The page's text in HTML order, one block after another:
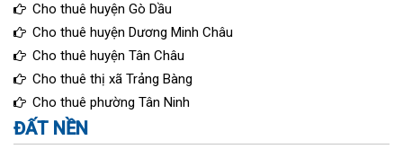
Cho thuê huyện Gò Dầu
Cho thuê huyện Dương Minh Châu
Cho thuê huyện Tân Châu
Cho thuê thị xã Trảng Bàng
Cho thuê phường Tân Ninh
ĐẤT NỀN